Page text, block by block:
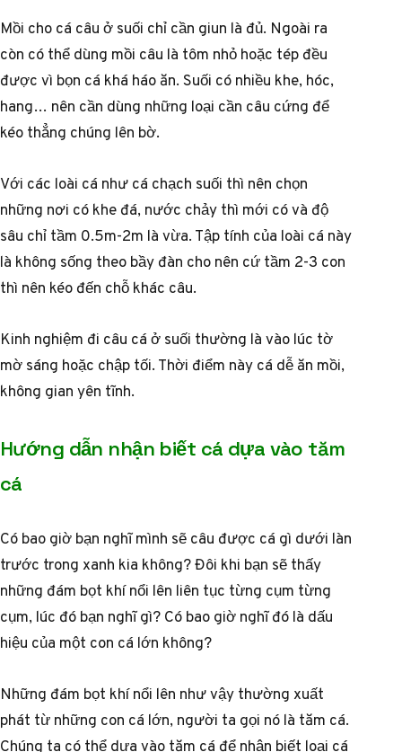
Mồi cho cá câu ở suối chỉ cần giun là đủ. Ngoài ra
còn có thể dùng mồi câu là tôm nhỏ hoặc tép đều
được vì bọn cá khá háo ăn. Suối có nhiều khe, hóc,
hang… nên cần dùng những loại cần câu cứng để
kéo thẳng chúng lên bờ.
Với các loài cá như cá chạch suối thì nên chọn
những nơi có khe đá, nước chảy thì mới có và độ
sâu chỉ tầm 0.5m-2m là vừa. Tập tính của loài cá này
là không sống theo bầy đàn cho nên cứ tầm 2-3 con
thì nên kéo đến chỗ khác câu.
Kinh nghiệm đi câu cá ở suối thường là vào lúc tờ
mờ sáng hoặc chập tối. Thời điểm này cá dễ ăn mồi,
không gian yên tĩnh.
Hướng dẫn nhận biết cá dựa vào tăm
cá
Có bao giờ bạn nghĩ mình sẽ câu được cá gì dưới làn
trước trong xanh kia không? Đôi khi bạn sẽ thấy
những đám bọt khí nổi lên liên tục từng cụm từng
cụm, lúc đó bạn nghĩ gì? Có bao giờ nghĩ đó là dấu
hiệu của một con cá lớn không?
Những đám bọt khí nổi lên như vậy thường xuất
phát từ những con cá lớn, người ta gọi nó là tăm cá.
Chúng ta có thể dựa vào tăm cá để nhận biết loại cá